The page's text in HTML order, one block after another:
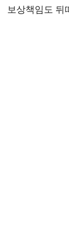
보상책임도 뒤